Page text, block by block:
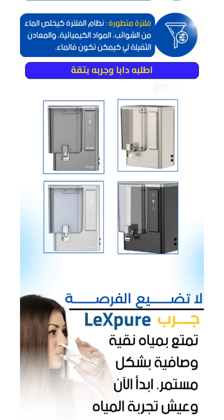
اطلبه دابا وجربه بتقة